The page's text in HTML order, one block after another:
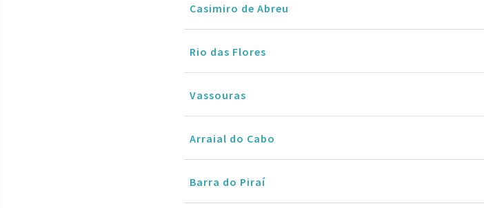
Casimiro de Abreu
Rio das Flores
Vassouras
Arraial do Cabo
Barra do Piraí